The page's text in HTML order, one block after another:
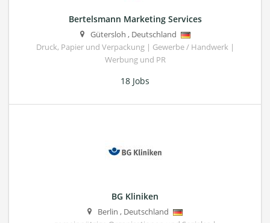
Bertelsmann Marketing Services
Gütersloh , Deutschland
Druck, Papier und Verpackung | Gewerbe / Handwerk |
Werbung und PR
18 Jobs
BG Kliniken
Berlin , Deutschland